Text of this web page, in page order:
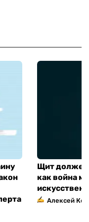
Щит должен
как война
Алексей